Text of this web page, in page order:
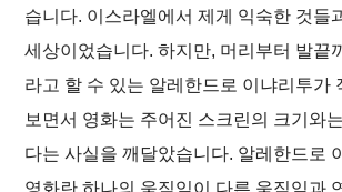
습니다. 이스라엘에서 제게 익숙한 것들
세상이었습니다. 하지만, 머리부터 발끝
라고 할 수 있는 알레한드로 이냐리투가
보면서 영화는 주어진 스크린의 크기와
다는 사실을 깨달았습니다. 알레한드로
영화란 하나의 움직임이 다른 움직임과